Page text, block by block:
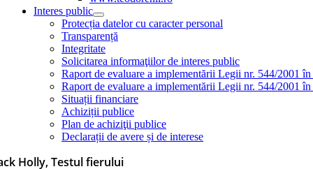
Interes public
Protecția datelor cu caracter personal
Transparență
Integritate
Solicitarea informaţiilor de interes public
Raport de evaluare a implementării Legii nr. 544/2001
Raport de evaluare a implementării Legii nr. 544/2001
Situații financiare
Achiziții publice
Plan de achiziţii publice
Declarații de avere și de interese
Holly, Testul fierului